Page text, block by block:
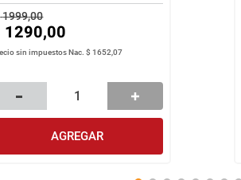
1999,00
1290,00
sin impuestos Nac.$ 1652,07
AGREGAR